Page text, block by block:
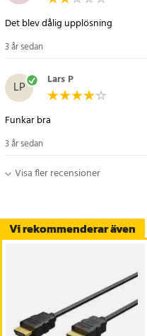
Vi rekommenderar även
Det blev dålig upplösning
3 år sedan
LP Lars P
Funkar bra
3 år sedan
Visa fler recensioner